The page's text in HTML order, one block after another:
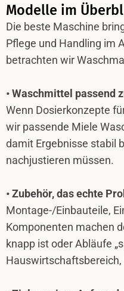
Modelle im
Die beste Maschine
Pflege und Handling im
betrachten wir
• Waschmittel passend
Wenn Dosierkonzepte
wir passende Miele
damit Ergebnisse stabil
nachjustieren müssen.
• Zubehör, das echte
Montage-/Einbauteile,
Komponenten machen
knapp ist oder Abläufe